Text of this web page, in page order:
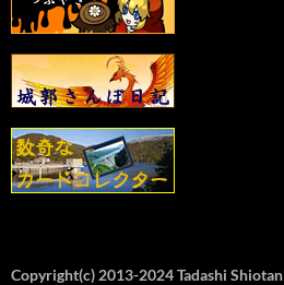
Copyright(c) 2013-2024 Tadashi